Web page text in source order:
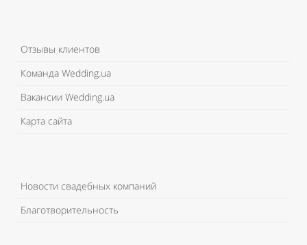
Отзывы клиентов
Команда Wedding.ua
Вакансии Wedding.ua
Карта сайта
Новости свадебных компаний
Благотворительность